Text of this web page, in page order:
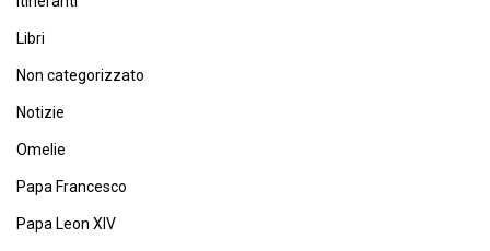
Libri
Non categorizzato
Notizie
Omelie
Papa Francesco
Papa Leon XIV